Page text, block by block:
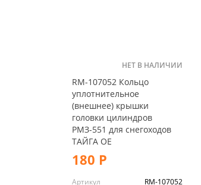
НЕТ В НАЛИЧИИ
RM-107052 Кольцо
уплотнительное
(внешнее) крышки
головки цилиндров
РМЗ-551 для снегоходов
ТАЙГА OE
180 Р
Артикул
RM-107052